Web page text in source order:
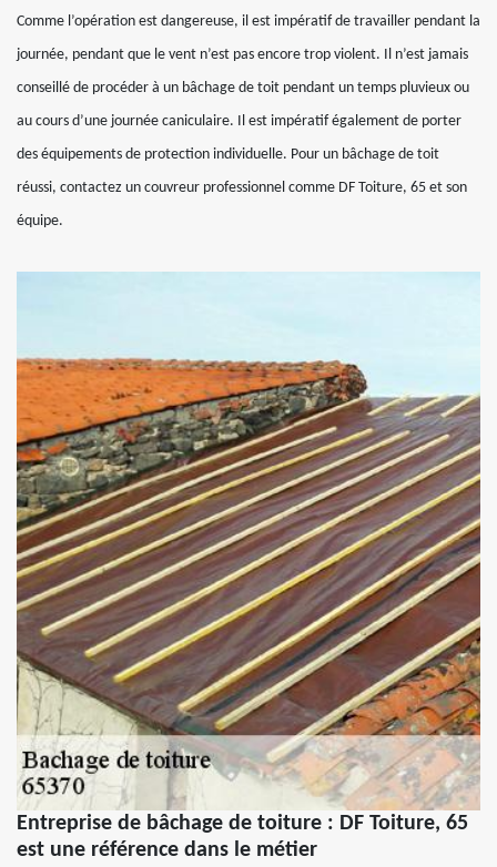
Comme l’opération est dangereuse, il est impératif de travailler pendant la
journée, pendant que le vent n’est pas encore trop violent. Il n’est jamais
conseillé de procéder à un bâchage de toit pendant un temps pluvieux ou
au cours d’une journée caniculaire. Il est impératif également de porter
des équipements de protection individuelle. Pour un bâchage de toit
réussi, contactez un couvreur professionnel comme DF Toiture, 65 et son
équipe.
Entreprise de bâchage de toiture : DF Toiture, 65
est une référence dans le métier